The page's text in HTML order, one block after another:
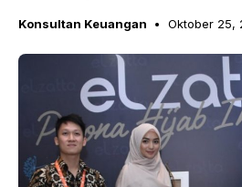
Konsultan Keuangan Oktober 25,